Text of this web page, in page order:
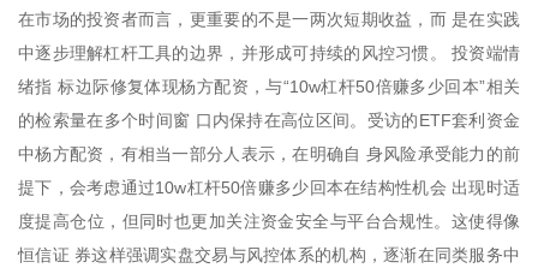
在市场的投资者而言，更重要的不是一两次短期收益，而 是在实践
中逐步理解杠杆工具的边界，并形成可持续的风控习惯。 投资端情
绪指 标边际修复体现杨方配资，与“10w杠杆50倍赚多少回本”相关
的检索量在多个时间窗 口内保持在高位区间。受访的ETF套利资金
中杨方配资，有相当一部分人表示，在明确自 身风险承受能力的前
提下，会考虑通过10w杠杆50倍赚多少回本在结构性机会 出现时适
度提高仓位，但同时也更加关注资金安全与平台合规性。这使得像
恒信证 券这样强调实盘交易与风控体系的机构，逐渐在同类服务中